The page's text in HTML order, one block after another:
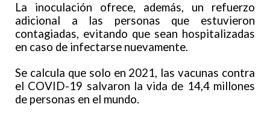
La inoculación ofrece, además, un refuerzo
adicional a las personas que estuvieron
contagiadas, evitando que sean hospitalizadas
en caso de infectarse nuevamente.
Se calcula que solo en 2021, las vacunas contra
el COVID-19 salvaron la vida de 14,4 millones
de personas en el mundo.